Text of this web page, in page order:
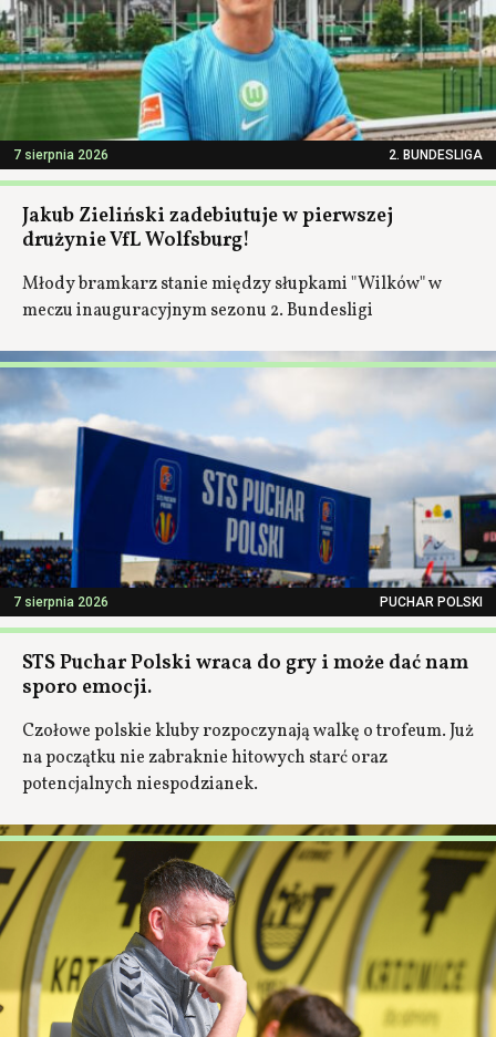
7 sierpnia 2026 2. BUNDESLIGA
Jakub Zieliński zadebiutuje w pierwszej
drużynie VfL Wolfsburg!
Młody bramkarz stanie między słupkami "Wilków" w
meczu inauguracyjnym sezonu 2. Bundesligi
7 sierpnia 2026 PUCHAR POLSKI
STS Puchar Polski wraca do gry i może dać nam
sporo emocji.
Czołowe polskie kluby rozpoczynają walkę o trofeum. Już
na początku nie zabraknie hitowych starć oraz
potencjalnych niespodzianek.